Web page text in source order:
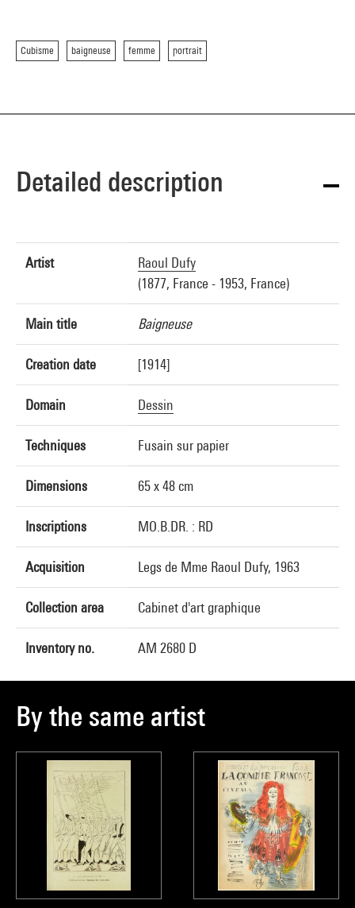
Cubisme baigneuse femme portrait
Detailed description
Artist
Raoul Dufy
(1877, France - 1953, France)
Main title Baigneuse
Creation date [1914]
Domain Dessin
Techniques Fusain sur papier
Dimensions 65 x 48 cm
Inscriptions MO.B.DR. : RD
Acquisition Legs de Mme Raoul Dufy, 1963
Collection area Cabinet d'art graphique
Inventory no. AM 2680 D
By the same artist